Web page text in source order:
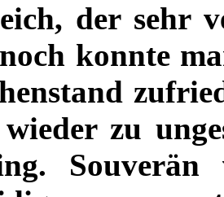
der sehr
konnte
zu
Souverän